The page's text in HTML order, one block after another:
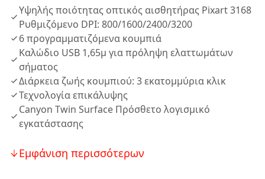
Υψηλής ποιότητας οπτικός αισθητήρας Pixart 3168
Ρυθμιζόμενο DPI: 800/1600/2400/3200
6 προγραμματιζόμενα κουμπιά
Καλώδιο USB 1,65μ για πρόληψη ελαττωμάτων
σήματος
Διάρκεια ζωής κουμπιού: 3 εκατομμύρια κλικ
Τεχνολογία επικάλυψης
Canyon Twin Surface Πρόσθετο λογισμικό
εγκατάστασης
Εμφάνιση περισσότερων